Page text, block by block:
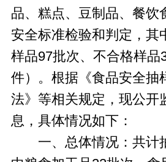
品、糕点、豆制品、餐饮
安全标准检验和判定，其
样品97批次、不合格样品
件）。根据《食品安全抽
法》等相关规定，现公开
息，具体情况如下：
一、总体情况：共计